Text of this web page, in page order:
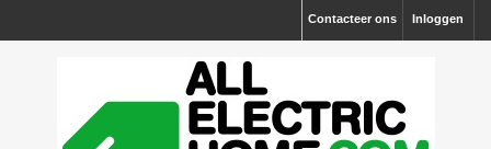
Inloggen
Contacteer ons